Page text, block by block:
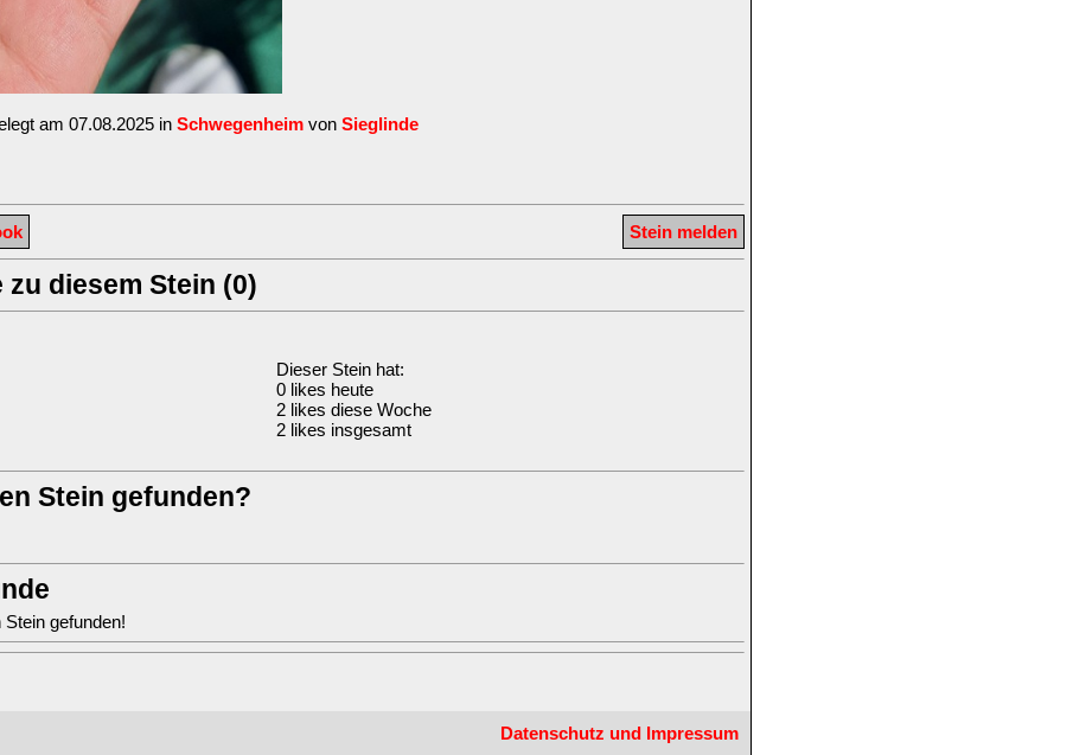
am 07.08.2025 in Schwegenheim von Sieglinde
Stein melden
diesem Stein (0)
Dieser Stein hat:
0 likes heute
2 likes diese Woche
2 likes insgesamt
Stein gefunden?
gefunden!
Datenschutz und Impressum